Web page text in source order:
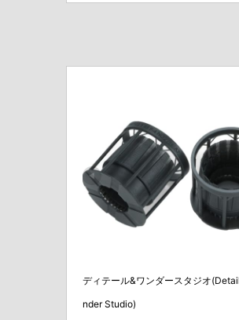
ディテール&ワンダースタジオ
nder Studio)